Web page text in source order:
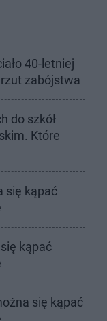
40-letniej
zabójstwa
do szkół
Które
się kąpać
kąpać
się kąpać